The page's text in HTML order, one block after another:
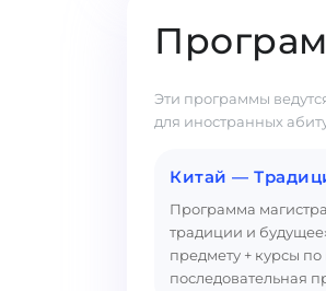
Эти программы
для иностранных
Китай —
Программа
традиции и
предмету + курсы по
последовательная